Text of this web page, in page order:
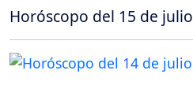
Horóscopo del 15 de julio